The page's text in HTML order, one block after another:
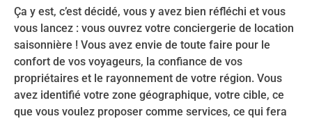
Ça y est, c’est décidé, vous y avez bien réfléchi et vous
vous lancez : vous ouvrez votre conciergerie de location
saisonnière ! Vous avez envie de toute faire pour le
confort de vos voyageurs, la confiance de vos
propriétaires et le rayonnement de votre région. Vous
avez identifié votre zone géographique, votre cible, ce
que vous voulez proposer comme services, ce qui fera